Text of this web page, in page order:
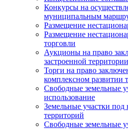
Конкурсы на
муниципальным
Размещение
Размещение
торговли
Аукционы на право
застроенной территории
Торги на право
комплексном развитии
Свободные земельные
использование
Земельные участки под
территорий
Свободные земельные